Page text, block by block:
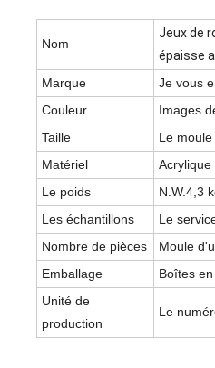
Nom
Jeux de
épaisse
Marque
Je vous
Couleur
Images
Taille
Le
Matériel
Le poids
N.W.4,3
Les échantillons
Le
Nombre de pièces
Moule
Emballage
Boîtes
Unité de
production
Le